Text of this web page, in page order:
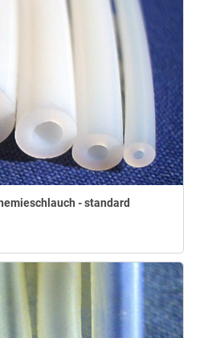
- standard